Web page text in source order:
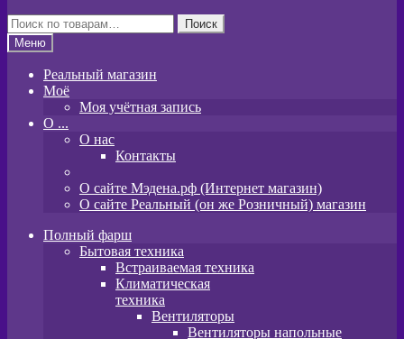
Искать:
Поиск
Меню
Реальный магазин
Моё
Моя учётная запись
O ...
О нас
Контакты
О сайте Мэдена.рф (Интернет магазин)
О сайте Реальный (он же Розничный) магазин
Полный фарш
Бытовая техника
Встраиваемая техника
Климатическая
техника
Вентиляторы
Вентиляторы напольные